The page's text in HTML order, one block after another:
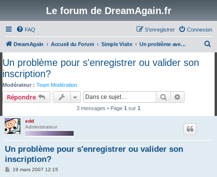
Le forum de DreamAgain.fr
FAQ Connexion
S’enregistrer
DreamAgain Accueil du Forum Simple Visite Un problème avec le forum?
Un problème pour s'enregistrer ou valider son
inscription?
Modérateur : Team Modération
Répondre Rechercher
3 messages • Page 1 sur 1
edd
Administrateur
Un problème pour s'enregistrer ou valider son
inscription?
M19 mars 2007 12:15